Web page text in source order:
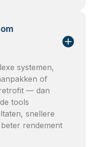
systemen,
of
— dan
tools
snellere
rendement